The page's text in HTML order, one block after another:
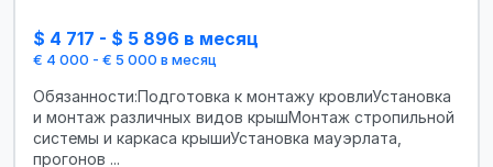
$ 4 717 - $ 5 896 в месяц
€ 4 000 - € 5 000 в месяц
Обязанности:Подготовка к монтажу кровлиУстановка
и монтаж различных видов крышМонтаж стропильной
системы и каркаса крышиУстановка мауэрлата,
прогонов ...